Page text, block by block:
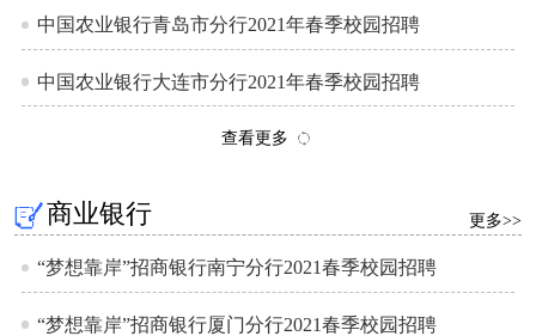
中国农业银行青岛市分行2021年春季校园招聘
中国农业银行大连市分行2021年春季校园招聘
查看更多
商业银行 更多>>
“梦想靠岸”招商银行南宁分行2021春季校园招聘
“梦想靠岸”招商银行厦门分行2021春季校园招聘